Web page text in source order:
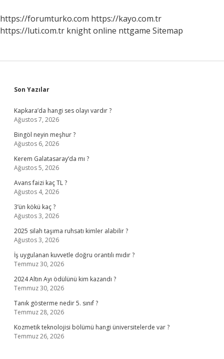
https://forumturko.com https://kayo.com.tr
https://luti.com.tr knight online nttgame Sitemap
Sidebar
Son Yazılar
Kapkara’da hangi ses olayı vardır ?
Ağustos 7, 2026
Bingöl neyin meşhur ?
Ağustos 6, 2026
Kerem Galatasaray’da mı ?
Ağustos 5, 2026
Avans faizi kaç TL ?
Ağustos 4, 2026
3’ün kökü kaç ?
Ağustos 3, 2026
2025 silah taşıma ruhsatı kimler alabilir ?
Ağustos 3, 2026
İş uygulanan kuvvetle doğru orantılı mıdır ?
Temmuz 30, 2026
2024 Altın Ayı ödülünü kim kazandı ?
Temmuz 30, 2026
Tanık gösterme nedir 5. sınıf ?
Temmuz 28, 2026
Kozmetik teknolojisi bölümü hangi üniversitelerde var ?
Temmuz 26, 2026